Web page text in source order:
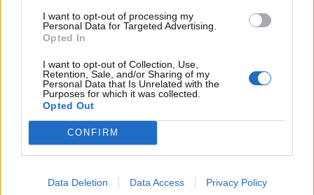
I want to opt-out of processing my
Personal Data for Targeted Advertising.
Opted In
I want to opt-out of Collection, Use,
Retention, Sale, and/or Sharing of my
Personal Data that Is Unrelated with the
Purposes for which it was collected.
Opted Out
CONFIRM
Data Deletion Data Access Privacy Policy
www.MotoriNews.24.com